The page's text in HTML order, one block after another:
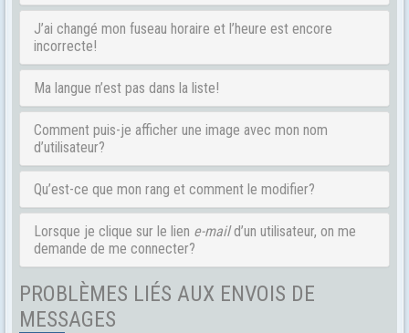
J’ai changé mon fuseau horaire et l’heure est encore
incorrecte!
Ma langue n’est pas dans la liste!
Comment puis-je afficher une image avec mon nom
d’utilisateur?
Qu’est-ce que mon rang et comment le modifier?
Lorsque je clique sur le lien e-maild’un utilisateur, on me
demande de me connecter?
PROBLÈMES LIÉS AUX ENVOIS DE
MESSAGES